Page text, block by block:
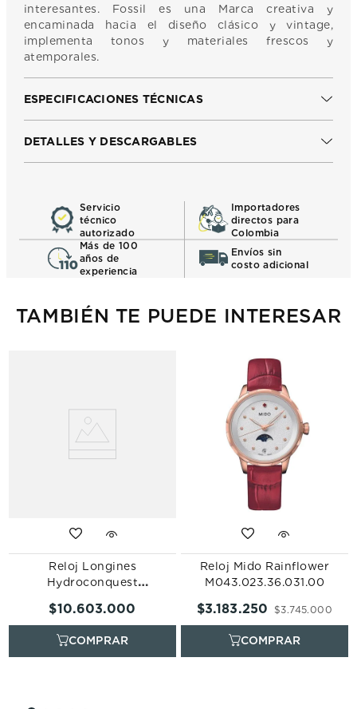
interesantes. Fossil es una Marca creativa y
encaminada hacia el diseño clásico y vintage,
implementa tonos y materiales frescos y
atemporales.
ESPECIFICACIONES TÉCNICAS
DETALLES Y DESCARGABLES
Servicio
técnico
autorizado
Importadores
directos para
Colombia
Más de 100
años de
experiencia
Envíos sin
costo adicional
TAMBIÉN TE PUEDE INTERESAR
Reloj Longines
Hydroconquest
$10.603.000
Reloj Mido Rainflower
M043.023.36.031.00
$3.745.000
$3.183.250